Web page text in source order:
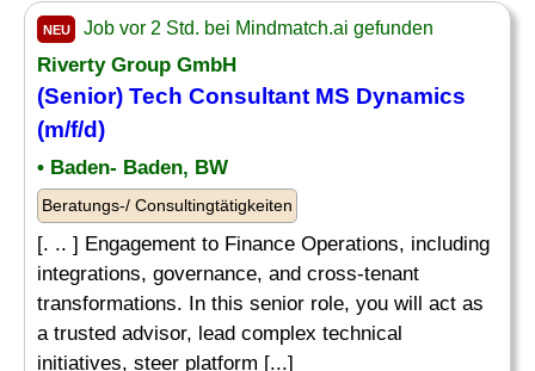
NEU Job vor 2 Std. bei Mindmatch.ai gefunden
Riverty Group GmbH
(Senior) Tech Consultant MS Dynamics
(m/f/d)
• Baden- Baden, BW
Beratungs-/ Consultingtätigkeiten
[. .. ] Engagement to Finance Operations, including
integrations, governance, and cross-tenant
transformations. In this senior role, you will act as
a trusted advisor, lead complex technical
initiatives, steer platform [...]